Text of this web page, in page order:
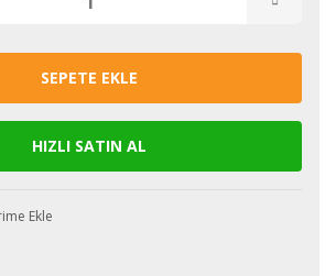
SEPETE EKLE
HIZLI SATIN AL